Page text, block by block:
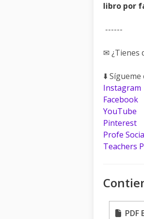
libro por
------
✉ ¿Tienes
⬇️ Sígueme
Instagram
Facebook
YouTube
Pinterest
Profe
Teachers
PDF